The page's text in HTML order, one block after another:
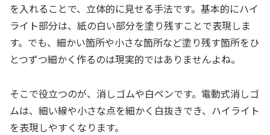
を入れることで、立体的に見せる手法です。基本的にハイ
ライト部分は、紙の白い部分を塗り残すことで表現しま
す。でも、細かい箇所や小さな箇所など塗り残す箇所をひ
とつずつ細かく作るのは現実的ではありませんよね。
そこで役立つのが、消しゴムや白ペンです。電動式消しゴ
ムは、細い線や小さな点を細かく白抜きでき、ハイライト
を表現しやすくなります。